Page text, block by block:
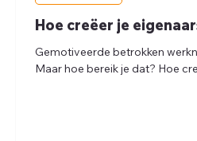
Hoe creëer je
Gemotiveerde betrokken
Maar hoe bereik je dat? Hoe